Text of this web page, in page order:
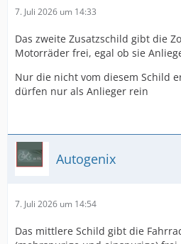
7. Juli 2026 um 14:33
Das zweite Zusatzschild gibt die
Motorräder frei, egal ob sie
Nur die nicht vom diesem Schild
dürfen nur als Anlieger rein
Autogenix
7. Juli 2026 um 14:54
Das mittlere Schild gibt die